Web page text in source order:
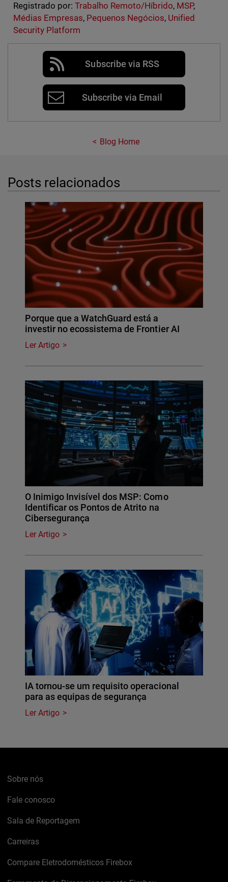
Registrado por: Trabalho Remoto/Híbrido, MSP,
Médias Empresas, Pequenos Negócios, Unified
Security Platform
Subscribe via RSS
Subscribe via Email
Blog Home
Posts relacionados
Porque que a WatchGuard está a
investir no ecossistema de Frontier AI
Ler Artigo
O Inimigo Invisível dos MSP: Como
Identificar os Pontos de Atrito na
Cibersegurança
Ler Artigo
IA tornou-se um requisito operacional
para as equipas de segurança
Ler Artigo
Sobre nós
Fale conosco
Sala de Reportagem
Carreiras
Compare Eletrodomésticos Firebox